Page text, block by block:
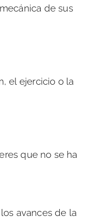
de sus
el ejercicio o la
que no se ha
avances de la